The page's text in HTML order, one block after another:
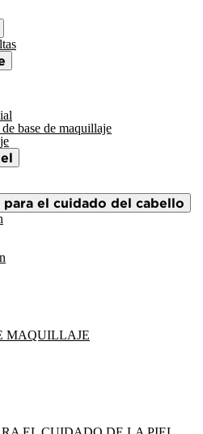
base de maquillaje
el cuidado del cabello
MAQUILLAJE